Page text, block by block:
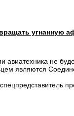
угнанную
авиатехника не
являются